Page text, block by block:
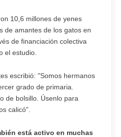
10,6 millones de yenes
de amantes de los gatos en
de financiación colectiva
el estudio.
escribió: "Somos hermanos
grado de primaria.
de bolsillo. Úsenlo para
calicó".
está activo en muchas